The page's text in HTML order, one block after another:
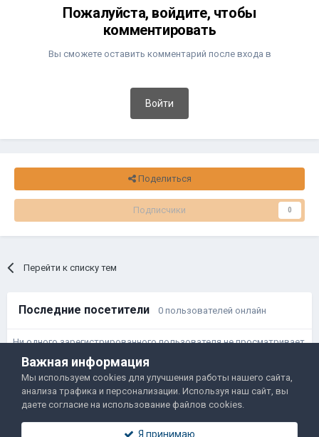
Пожалуйста, войдите, чтобы
комментировать
Вы сможете оставить комментарий после входа в
Войти
Поделиться
Подписчики 0
Перейти к списку тем
Последние посетители 0 пользователей онлайн
Ни одного зарегистрированного пользователя не просматривает
данную страницу
Правила и условия
Политика обработки данных
Важная информация
Мы используем cookies для улучшения работы нашего сайта,
анализа трафика и персонализации. Используя наш сайт, вы
даете согласие на использование файлов cookies.
Я принимаю